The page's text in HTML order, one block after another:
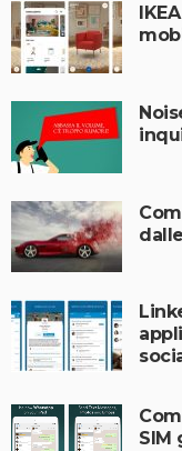
SIM